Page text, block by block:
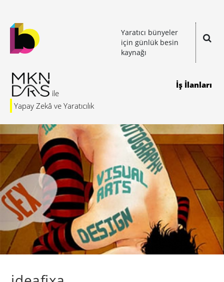
Yaratıcı bünyeler
için günlük besin
kaynağı
Yapay Zekâ ve Yaratıcılık
İş İlanları